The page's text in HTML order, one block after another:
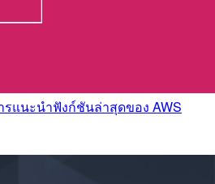
รแนะนำฟังก์ชันล่าสุดของ AWS